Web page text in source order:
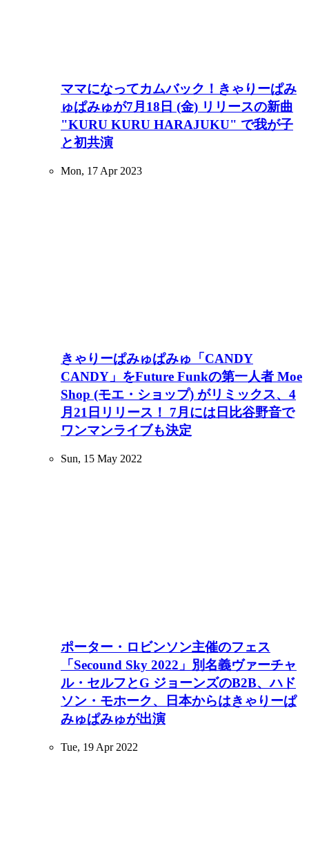
ママになってカムバック！きゃりーぱみ
ゅぱみゅが7月18日 (金) リリースの新曲
"KURU KURU HARAJUKU" で我が子
と初共演
Mon, 17 Apr 2023
きゃりーぱみゅぱみゅ「CANDY
CANDY」をFuture Funkの第一人者 Moe
Shop (モエ・ショップ) がリミックス、4
月21日リリース！ 7月には日比谷野音で
ワンマンライブも決定
Sun, 15 May 2022
ポーター・ロビンソン主催のフェス
「Secound Sky 2022」別名義ヴァーチャ
ル・セルフとG ジョーンズのB2B、ハド
ソン・モホーク、日本からはきゃりーぱ
みゅぱみゅが出演
Tue, 19 Apr 2022